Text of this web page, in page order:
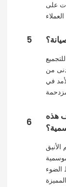
على
5
من
في
6
هذه
الأنيق
الضوء